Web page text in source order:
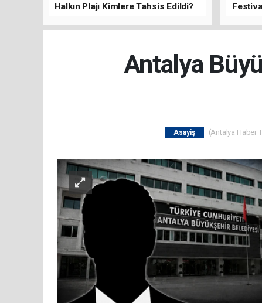
Halkın Plajı Kimlere Tahsis Edildi?
Antalya
Asayiş (Antalya Haber